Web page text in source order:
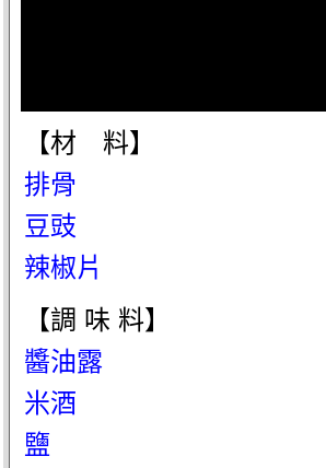
【材 料】
排骨
豆豉
辣椒片
【調 味 料】
醬油露
米酒
鹽